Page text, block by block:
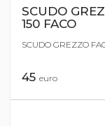
SCUDO
150 FACO
SCUDO GREZZO
45 euro